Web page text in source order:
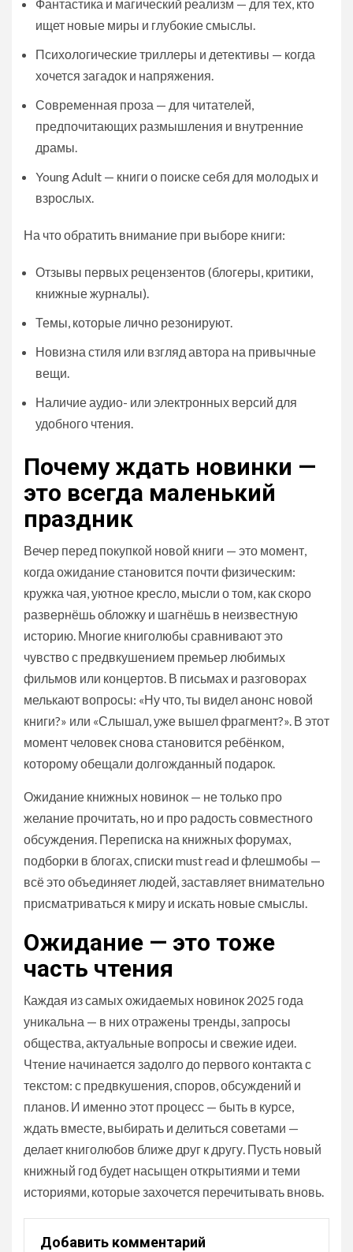
Фантастика и магический реализм — для тех, кто
ищет новые миры и глубокие смыслы.
Психологические триллеры и детективы — когда
хочется загадок и напряжения.
Современная проза — для читателей,
предпочитающих размышления и внутренние
драмы.
Young Adult — книги о поиске себя для молодых и
взрослых.
На что обратить внимание при выборе книги:
Отзывы первых рецензентов (блогеры, критики,
книжные журналы).
Темы, которые лично резонируют.
Новизна стиля или взгляд автора на привычные
вещи.
Наличие аудио- или электронных версий для
удобного чтения.
Почему ждать новинки —
это всегда маленький
праздник
Вечер перед покупкой новой книги — это момент,
когда ожидание становится почти физическим:
кружка чая, уютное кресло, мысли о том, как скоро
развернёшь обложку и шагнёшь в неизвестную
историю. Многие книголюбы сравнивают это
чувство с предвкушением премьер любимых
фильмов или концертов. В письмах и разговорах
мелькают вопросы: «Ну что, ты видел анонс новой
книги?» или «Слышал, уже вышел фрагмент?». В этот
момент человек снова становится ребёнком,
которому обещали долгожданный подарок.
Ожидание книжных новинок — не только про
желание прочитать, но и про радость совместного
обсуждения. Переписка на книжных форумах,
подборки в блогах, списки must read и флешмобы —
всё это объединяет людей, заставляет внимательно
присматриваться к миру и искать новые смыслы.
Ожидание — это тоже
часть чтения
Каждая из самых ожидаемых новинок 2025 года
уникальна — в них отражены тренды, запросы
общества, актуальные вопросы и свежие идеи.
Чтение начинается задолго до первого контакта с
текстом: с предвкушения, споров, обсуждений и
планов. И именно этот процесс — быть в курсе,
ждать вместе, выбирать и делиться советами —
делает книголюбов ближе друг к другу. Пусть новый
книжный год будет насыщен открытиями и теми
историями, которые захочется перечитывать вновь.
Добавить комментарий